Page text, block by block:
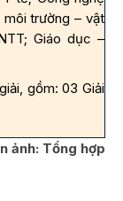
môi trường – vật
Giáo dục –
gồm: 03 Giải
ảnh: Tổng hợp